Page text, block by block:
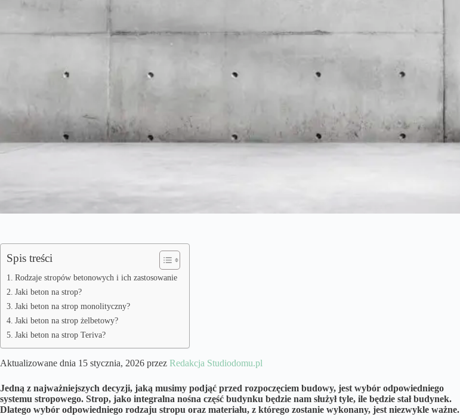
Spis treści
Rodzaje stropów betonowych i ich zastosowanie
Jaki beton na strop?
Jaki beton na strop monolityczny?
Jaki beton na strop żelbetowy?
Jaki beton na strop Teriva?
Aktualizowane dnia 15 stycznia, 2026 przez Redakcja Studiodomu.pl
Jedną z najważniejszych decyzji, jaką musimy podjąć przed rozpoczęciem budowy, jest wybór odpowiedniego
systemu stropowego. Strop, jako integralna nośna część budynku będzie nam służył tyle, ile będzie stał budynek.
Dlatego wybór odpowiedniego rodzaju stropu oraz materiału, z którego zostanie wykonany, jest niezwykle ważne.